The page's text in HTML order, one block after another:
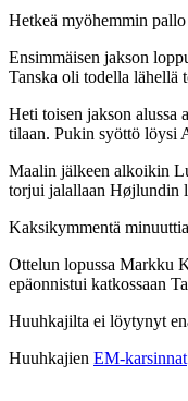
Hetkeä myöhemmin
Ensimmäisen jakson
Tanska oli todella lähellä
Heti toisen jakson alussa
tilaan. Pukin syöttö löysi
Maalin jälkeen alkoikin
torjui jalallaan Højlundin
Kaksikymmentä
Ottelun lopussa Markku
epäonnistui katkossaan
Huuhkajilta ei löytynyt
Huuhkajien EM-karsinnat